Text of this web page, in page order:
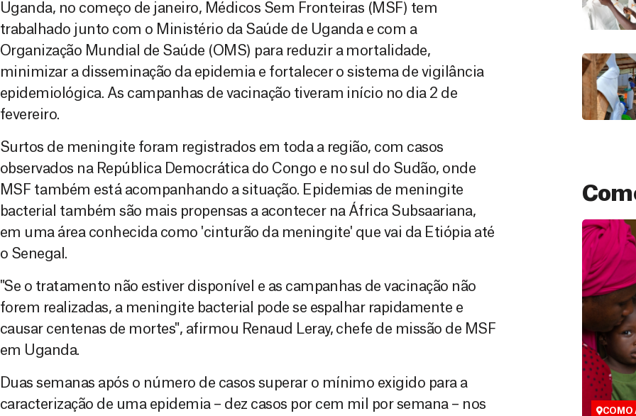
Uganda, no começo de janeiro, Médicos Sem Fronteiras (MSF) tem
trabalhado junto com o Ministério da Saúde de Uganda e com a
Organização Mundial de Saúde (OMS) para reduzir a mortalidade,
minimizar a disseminação da epidemia e fortalecer o sistema de vigilância
epidemiológica. As campanhas de vacinação tiveram início no dia 2 de
fevereiro.
Surtos de meningite foram registrados em toda a região, com casos
observados na República Democrática do Congo e no sul do Sudão, onde
MSF também está acompanhando a situação. Epidemias de meningite
bacterial também são mais propensas a acontecer na África Subsaariana,
em uma área conhecida como 'cinturão da meningite' que vai da Etiópia até
o Senegal.
"Se o tratamento não estiver disponível e as campanhas de vacinação não
forem realizadas, a meningite bacterial pode se espalhar rapidamente e
causar centenas de mortes", afirmou Renaud Leray, chefe de missão de MSF
em Uganda.
Duas semanas após o número de casos superar o mínimo exigido para a
caracterização de uma epidemia – dez casos por cem mil por semana – nos
Doação
São as
que nos
vidas em
COMO